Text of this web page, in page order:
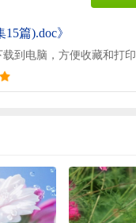
篇).doc》
到电脑，方便收藏和打印